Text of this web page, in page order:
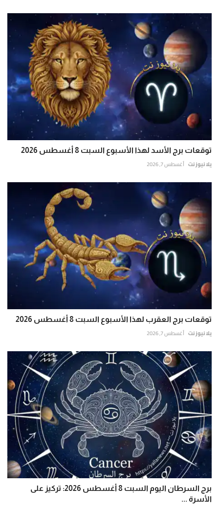
توقعات برج الأسد لهذا الأسبوع السبت 8 أغسطس 2026
يلا نيوز نت أغسطس 7, 2026
توقعات برج العقرب لهذا الأسبوع السبت 8 أغسطس 2026
يلا نيوز نت أغسطس 7, 2026
برج السرطان اليوم السبت 8 أغسطس 2026: تركيز على
الأسرة ...